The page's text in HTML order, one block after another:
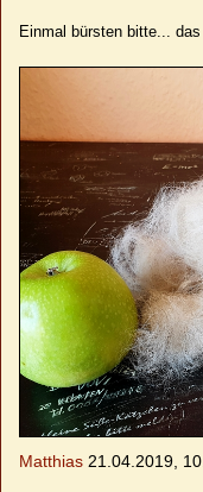
Einmal bürsten bitte...
Matthias 21.04.2019,